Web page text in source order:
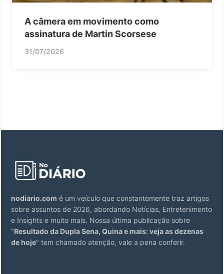
A câmera em movimento como
assinatura de Martin Scorsese
31/07/2026
nodiario.com é um veículo que constantemente traz artigos
sobre assuntos de 2026, abordando Notícias, Entretenimento
e Insights e muito mais. Nossa última publicação sobre
"Resultado da Dupla Sena, Quina e mais: veja as dezenas
de hoje" tem chamado atenção, vale a pena conferir.